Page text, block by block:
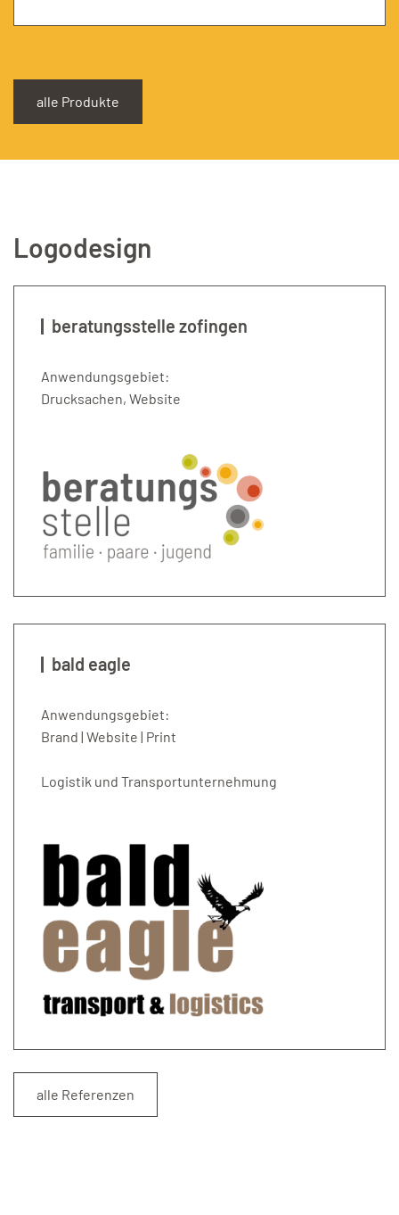
alle Produkte
Logodesign
beratungsstelle zofingen
Anwendungsgebiet:
Drucksachen, Website
bald eagle
Anwendungsgebiet:
Brand | Website | Print
Logistik und Transportunternehmung
alle Referenzen